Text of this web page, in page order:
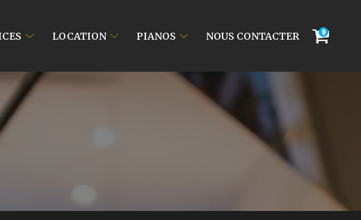
LOCATION PIANOS NOUS CONTACTER 0